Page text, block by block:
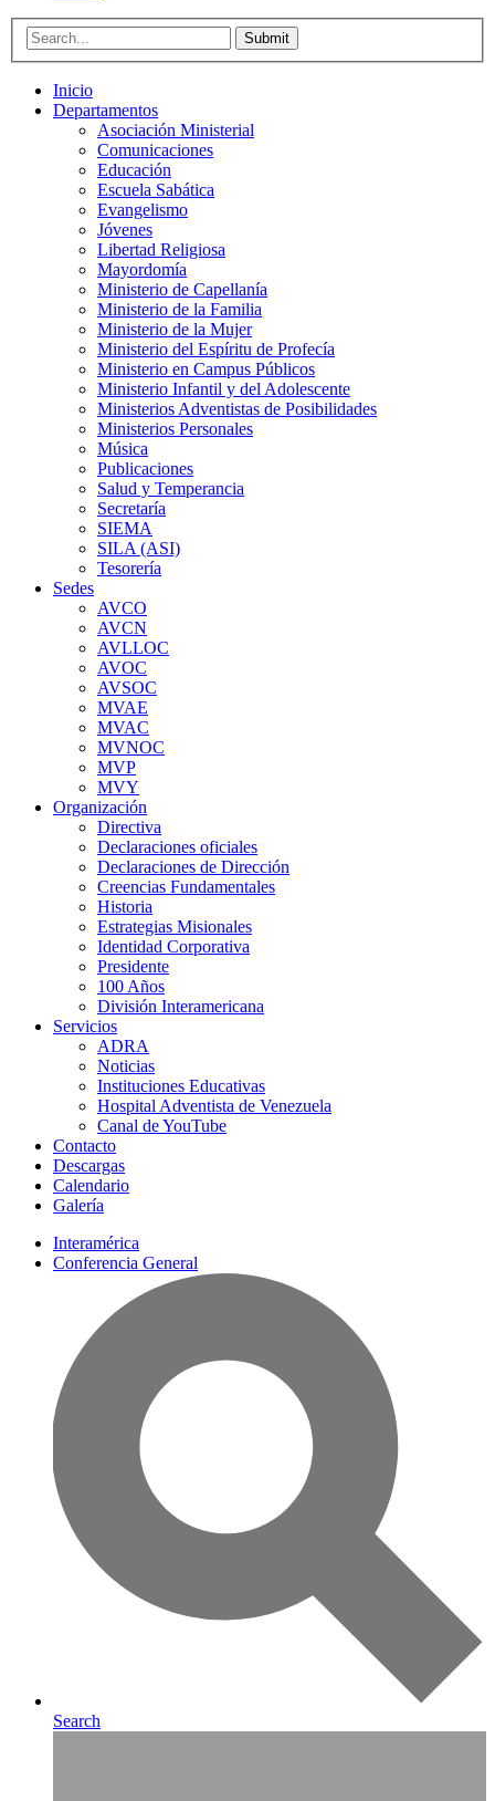
Submit
Inicio
Departamentos
Asociación Ministerial
Comunicaciones
Educación
Escuela Sabática
Evangelismo
Jóvenes
Libertad Religiosa
Mayordomía
Ministerio de Capellanía
Ministerio de la Familia
Ministerio de la Mujer
Ministerio del Espíritu de Profecía
Ministerio en Campus Públicos
Ministerio Infantil y del Adolescente
Ministerios Adventistas de Posibilidades
Ministerios Personales
Música
Publicaciones
Salud y Temperancia
Secretaría
SIEMA
SILA (ASI)
Tesorería
Sedes
AVCO
AVCN
AVLLOC
AVOC
AVSOC
MVAE
MVAC
MVNOC
MVP
MVY
Organización
Directiva
Declaraciones oficiales
Declaraciones de Dirección
Creencias Fundamentales
Historia
Estrategias Misionales
Identidad Corporativa
Presidente
100 Años
División Interamericana
Servicios
ADRA
Noticias
Instituciones Educativas
Hospital Adventista de Venezuela
Canal de YouTube
Contacto
Descargas
Calendario
Galería
Interamérica
Conferencia General
Search